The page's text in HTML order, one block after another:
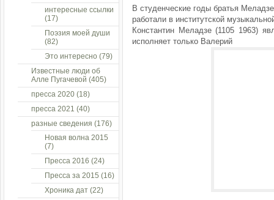
В студенческие годы братья
работали в институтской
Константин Меладзе (1105 1963)
исполняет только Валерий
интересные ссылки
(17)
Поэзия моей души
(82)
Это интересно (79)
Известные люди об
Алле Пугачевой (405)
пресса 2020 (18)
пресса 2021 (40)
разные сведения (176)
Новая волна 2015
(7)
Пресса 2016 (24)
Пресса за 2015 (16)
Хроника дат (22)